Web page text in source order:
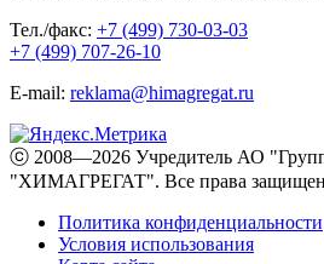
Тел./факс: +7 (499) 730-03-03
+7 (499) 707-26-10
E-mail: reklama@himagregat.ru
ⓒ 2008—2026 Учредитель АО
"ХИМАГРЕГАТ". Все права
Политика конфиденциальности
Условия использования